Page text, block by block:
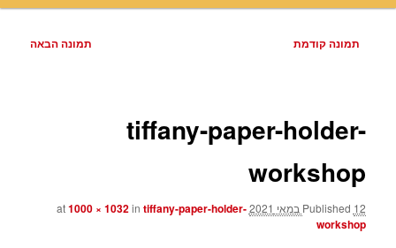
ניווט
תמונה קודמת תמונה הבאה
tiffany-paper-holder-
workshop
Published 12 במאי 2021 at
1000 × 1032in tiffany-paper-holder-
workshop